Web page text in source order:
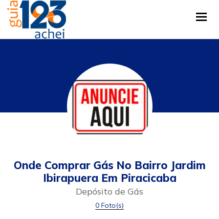
Onde Comprar Gás No Bairro Jardim
Ibirapuera Em Piracicaba
Depósito de Gás
0 Foto(s)